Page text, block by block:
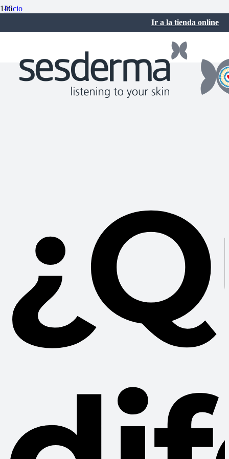
Ir a la tienda online
Inicio
¿Qué diferencia hay entre piel seca en la cara y piel deshidratada?